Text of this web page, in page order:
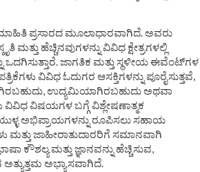
ಪ್ರಸಾರದ ಮೂಲಾಧಾರವಾಗಿದೆ. ಅವರು
ಮತ್ತು ಹೆಚ್ಚಿನವುಗಳನ್ನು ವಿವಿಧ ಕ್ಷೇತ್ರಗಳಲ್ಲಿ
ಒದಗಿಸುತ್ತಾರೆ. ಜಾಗತಿಕ ಮತ್ತು ಸ್ಥಳೀಯ ಈವೆಂಟ್‌ಗಳ
ವಿವಿಧ ಓದುಗರ ಆಸಕ್ತಿಗಳನ್ನು ಪೂರೈಸುತ್ತವೆ,
ಉದ್ಯಮಿಯಾಗಿರಬಹುದು ಅಥವಾ
ವಿಷಯಗಳ ಬಗ್ಗೆ ವಿಶ್ಲೇಷಣಾತ್ಮಕ
ಅಭಿಪ್ರಾಯಗಳನ್ನು ರೂಪಿಸಲು ಸಹಾಯ
ಮತ್ತು ಜಾಹೀರಾತುದಾರರಿಗೆ ಸಮಾನವಾಗಿ
ಕೌಶಲ್ಯ ಮತ್ತು ಜ್ಞಾನವನ್ನು ಹೆಚ್ಚಿಸುವ,
ಅತ್ಯುತ್ತಮ ಅಭ್ಯಾಸವಾಗಿದೆ.